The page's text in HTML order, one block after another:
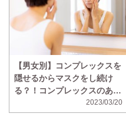
【男女別】コンプレックスを
隠せるからマスクをし続け
る？！コンプレックスのある
顔の部位ランキング！2023/03/20